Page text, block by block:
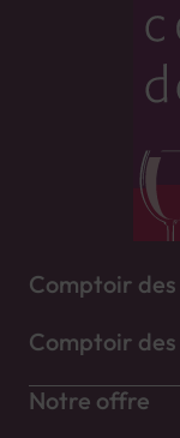
Comptoir
Comptoir
Notre offre